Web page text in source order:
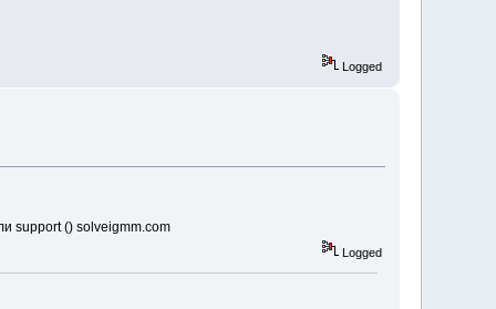
Logged
support () solveigmm.com
Logged